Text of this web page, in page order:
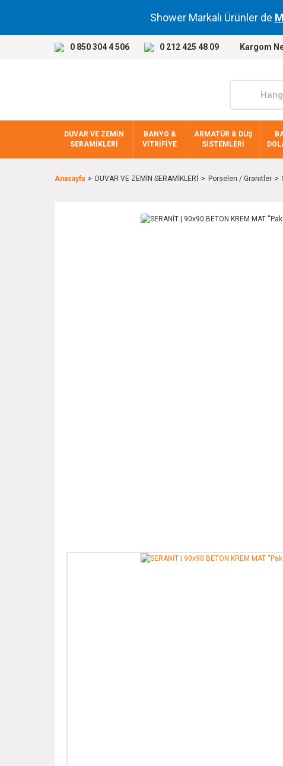
Shower Markalı Ürünler de
0 850 304 4 506 0 212 425 48 09 Kargom
DUVAR VE ZEMİN
SERAMİKLERİ
BANYO &
VİTRİFİYE
ARMATÜR & DUŞ
SİSTEMLERİ
Anasayfa DUVAR VE ZEMİN SERAMİKLERİ Porselen / Granitler